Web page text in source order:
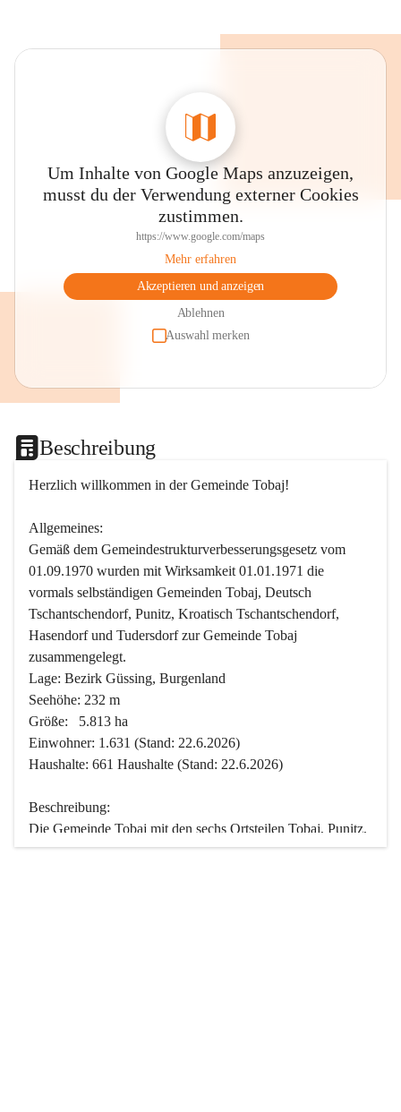
Um Inhalte von Google Maps anzuzeigen,
musst du der Verwendung externer Cookies
zustimmen.
https://www.google.com/maps
Mehr erfahren
Akzeptieren und anzeigen
Ablehnen
Auswahl merken
Beschreibung
Herzlich willkommen in der Gemeinde Tobaj!
Allgemeines:
Gemäß dem Gemeindestrukturverbesserungsgesetz vom
01.09.1970 wurden mit Wirksamkeit 01.01.1971 die
vormals selbständigen Gemeinden Tobaj, Deutsch
Tschantschendorf, Punitz, Kroatisch Tschantschendorf,
Hasendorf und Tudersdorf zur Gemeinde Tobaj
zusammengelegt.
Lage: Bezirk Güssing, Burgenland
Seehöhe: 232 m
Größe:   5.813 ha
Einwohner: 1.631 (Stand: 22.6.2026)
Haushalte: 661 Haushalte (Stand: 22.6.2026)
Beschreibung:
Die Gemeinde Tobaj mit den sechs Ortsteilen Tobaj, Punitz,
Deutsch Tschantschendorf, Kroatisch Tschantschendorf,